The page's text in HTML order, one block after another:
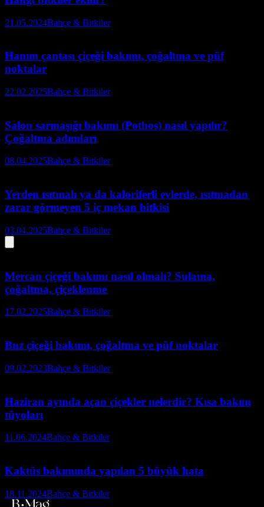
21.05.2024Bahçe & Bitkiler
Hanım çantası çiçeği bakımı, çoğaltma ve püf
noktalar
22.02.2025Bahçe & Bitkiler
Salon sarmaşığı bakımı (Pothos) nasıl yapılır?
Çoğaltma adımları
08.04.2025Bahçe & Bitkiler
Yerden ısıtmalı ya da kaloriferli evlerde, ısıtmadan
zarar görmeyen 5 iç mekan bitkisi
03.04.2025Bahçe & Bitkiler
Mercan çiçeği bakımı nasıl olmalı? Sulama,
çoğaltma, çiçeklenme
17.02.2025Bahçe & Bitkiler
Buz çiçeği bakımı, çoğaltma ve püf noktalar
09.02.2023Bahçe & Bitkiler
Haziran ayında açan çiçekler nelerdir? Kısa bakım
tüyoları
11.06.2024Bahçe & Bitkiler
Kaktüs bakımında yapılan 5 büyük hata
18.11.2024Bahçe & Bitkiler